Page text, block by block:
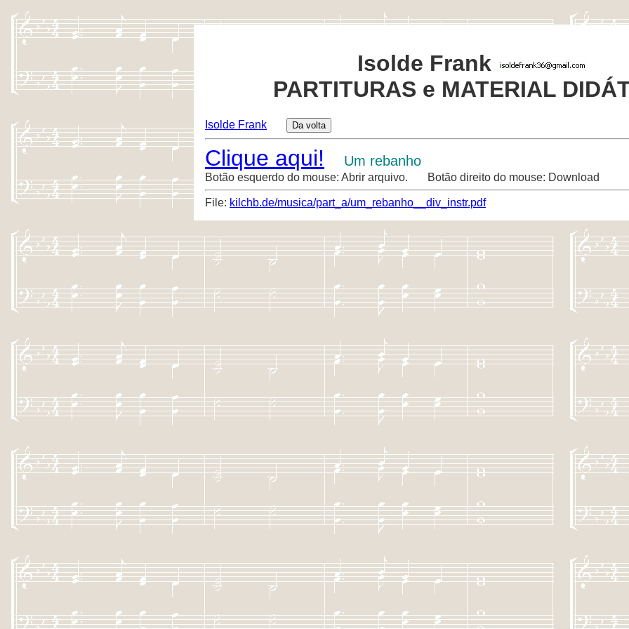
Isolde Frank
PARTITURAS e MATERIAL
Isolde Frank
Clique aqui! Um rebanho
Botão esquerdo do mouse: Abrir arquivo. Botão direito do mouse: Download
File: kilchb.de/musica/part_a/um_rebanho__div_instr.pdf